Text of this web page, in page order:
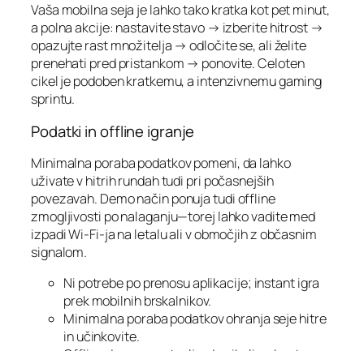
Vaša mobilna seja je lahko tako kratka kot pet minut,
a polna akcije: nastavite stavo → izberite hitrost →
opazujte rast množitelja → odločite se, ali želite
prenehati pred pristankom → ponovite. Celoten
cikel je podoben kratkemu, a intenzivnemu gaming
sprintu.
Podatki in offline igranje
Minimalna poraba podatkov pomeni, da lahko
uživate v hitrih rundah tudi pri počasnejših
povezavah. Demo način ponuja tudi offline
zmogljivosti po nalaganju—torej lahko vadite med
izpadi Wi‑Fi-ja na letalu ali v območjih z občasnim
signalom.
Ni potrebe po prenosu aplikacije; instant igra
prek mobilnih brskalnikov.
Minimalna poraba podatkov ohranja seje hitre
in učinkovite.